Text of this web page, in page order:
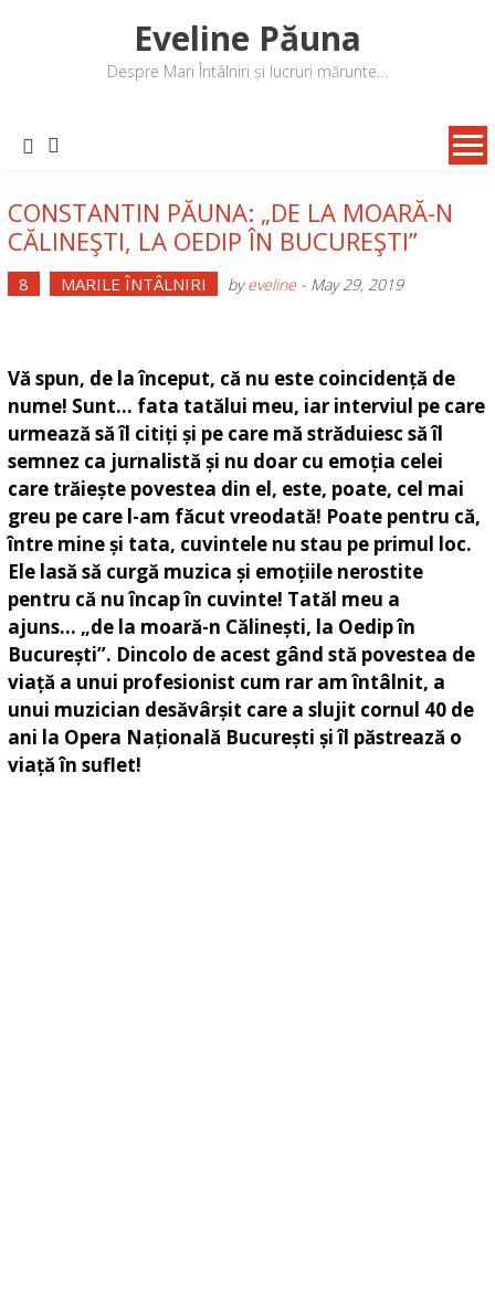
Eveline Păuna
Despre Mari Întâlniri și lucruri mărunte…
CONSTANTIN PĂUNA: „DE LA MOARĂ-N
CĂLINEŞTI, LA OEDIP ÎN BUCUREŞTI”
8 MARILE ÎNTÂLNIRI byeveline- May 29, 2019
Vă spun, de la început, că nu este coincidență de
nume! Sunt… fata tatălui meu, iar interviul pe care
urmează să îl citiți și pe care mă străduiesc să îl
semnez ca jurnalistă și nu doar cu emoția celei
care trăiește povestea din el, este, poate, cel mai
greu pe care l-am făcut vreodată! Poate pentru că,
între mine și tata, cuvintele nu stau pe primul loc.
Ele lasă să curgă muzica și emoțiile nerostite
pentru că nu încap în cuvinte! Tatăl meu a
ajuns… „de la moară-n Călinești, la Oedip în
București”. Dincolo de acest gând stă povestea de
viață a unui profesionist cum rar am întâlnit, a
unui muzician desăvârșit care a slujit cornul 40 de
ani la Opera Națională București și îl păstrează o
viață în suflet!